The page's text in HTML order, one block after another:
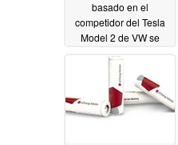
basado en el
competidor del Tesla
Model 2 de VW se
magnífica imagen
renderizada
03/30/2023